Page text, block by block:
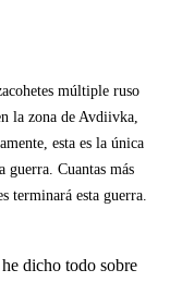
múltiple ruso
la zona de Avdiivka,
esta es la única
guerra. Cuantas más
terminará esta guerra.
dicho todo sobre